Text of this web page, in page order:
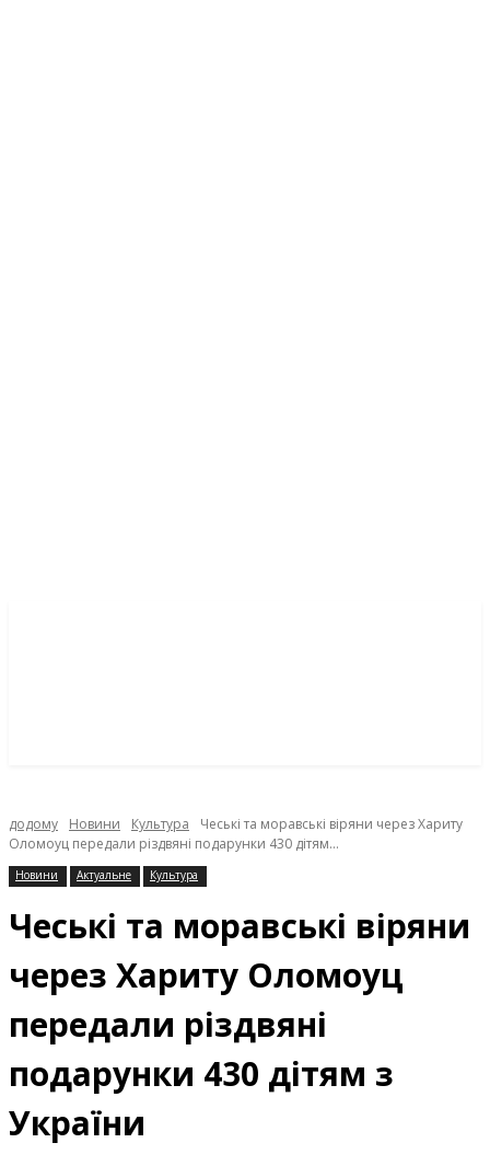
додому Новини Культура
Чеські та моравські віряни через Хариту
Оломоуц передали різдвяні подарунки 430 дітям...
Новини Актуальне Культура
Чеські та моравські віряни
через Хариту Оломоуц
передали різдвяні
подарунки 430 дітям з
України